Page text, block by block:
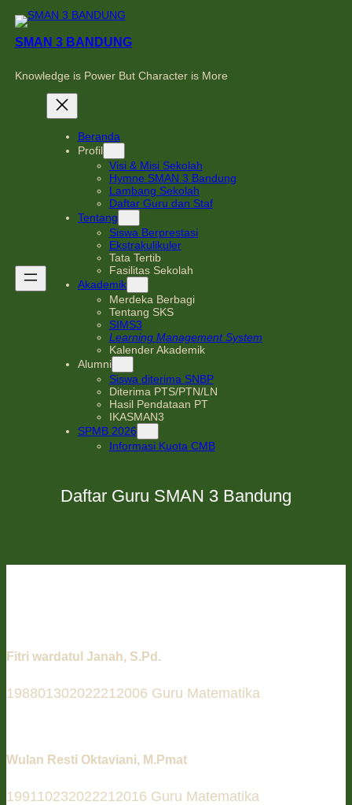
content
SMAN 3 BANDUNG
Knowledge is Power But Character is More
Beranda
Profil
Visi & Misi Sekolah
Hymne SMAN 3 Bandung
Lambang Sekolah
Daftar Guru dan Staf
Tentang
Siswa Berprestasi
Ekstrakulikuler
Tata Tertib
Fasilitas Sekolah
Akademik
Merdeka Berbagi
Tentang SKS
SIMS3
Learning Management System
Kalender Akademik
Alumni
Siswa diterima SNBP
Diterima PTS/PTN/LN
Hasil Pendataan PT
IKASMAN3
SPMB 2026
Informasi Kuota CMB
Daftar Guru SMAN 3 Bandung
Fitri wardatul Janah, S.Pd.
198801302022212006 Guru Matematika
Wulan Resti Oktaviani, M.Pmat
199110232022212016 Guru Matematika